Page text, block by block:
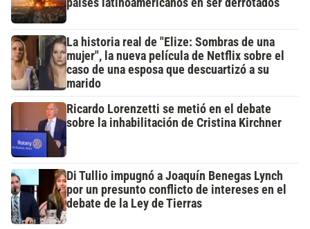
países latinoamericanos en ser derrotados
La historia real de "Elize: Sombras de una
mujer", la nueva película de Netflix sobre el
caso de una esposa que descuartizó a su
marido
Ricardo Lorenzetti se metió en el debate
sobre la inhabilitación de Cristina Kirchner
Di Tullio impugnó a Joaquín Benegas Lynch
por un presunto conflicto de intereses en el
debate de la Ley de Tierras